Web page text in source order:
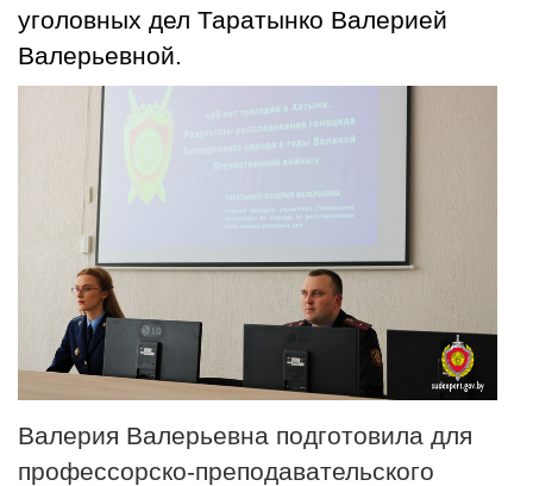
уголовных дел Таратынко Валерией
Валерьевной.
Валерия Валерьевна подготовила для
профессорско-преподавательского